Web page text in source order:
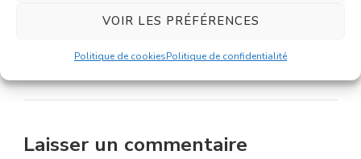
VOIR LES PRÉFÉRENCES
Politique de cookiesPolitique de confidentialité
GEEEEEEEEEEEEEEEEK
Connectez-vous pour répondre
Laisser un commentaire